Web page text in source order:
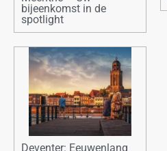
bijeenkomst in de
spotlight
Deventer: Eeuwenlang